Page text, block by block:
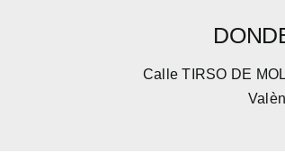
Calle TIRSO DE